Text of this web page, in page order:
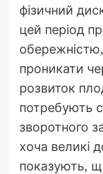
фізичний
цей період
обережністю,
проникати
розвиток
потребують
зворотного
хоча великі
показують,